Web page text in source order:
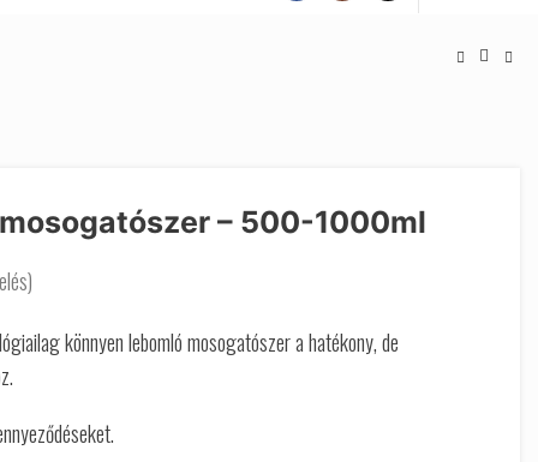
– 500-1000ml
könnyen lebomló mosogatószer a hatékony, de